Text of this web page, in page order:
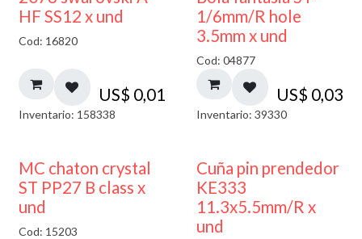
HF SS12 x und
Cod: 16820
US$ 0,01
Inventario: 158338
1/6mm/R hole
3.5mm x und
Cod: 04877
US$ 0,03
Inventario: 39330
MC chaton crystal
ST PP27 B class x
und
Cod: 15203
Cuña pin prendedor
KE333
11.3x5.5mm/R x
und